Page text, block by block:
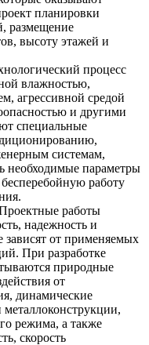
планировки
размещение
высоту этажей и
процесс
влажностью,
агрессивной средой
и другими
специальные
системам,
необходимые параметры
работу
работы
надежность и
зависят от применяемых
При разработке
природные
от
динамические
режима, а также
скорость